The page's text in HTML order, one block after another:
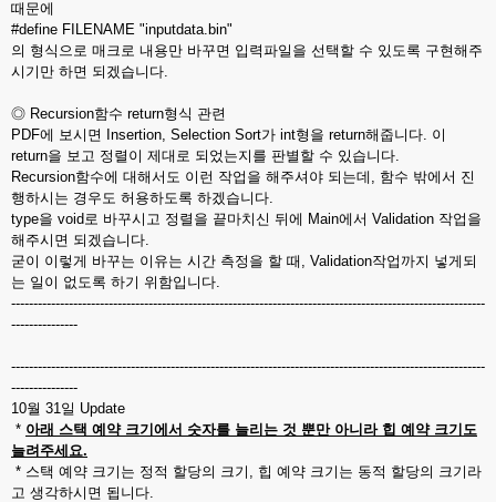
때문에
#define FILENAME "inputdata.bin"
의 형식으로 매크로 내용만 바꾸면 입력파일을 선택할 수 있도록 구현해주
시기만 하면 되겠습니다.
◎ Recursion함수 return형식 관련
PDF에 보시면 Insertion, Selection Sort가 int형을 return해줍니다. 이
return을 보고 정렬이 제대로 되었는지를 판별할 수 있습니다.
Recursion함수에 대해서도 이런 작업을 해주셔야 되는데, 함수 밖에서 진
행하시는 경우도 허용하도록 하겠습니다.
type을 void로 바꾸시고 정렬을 끝마치신 뒤에 Main에서 Validation 작업을
해주시면 되겠습니다.
굳이 이렇게 바꾸는 이유는 시간 측정을 할 때, Validation작업까지 넣게되
는 일이 없도록 하기 위함입니다.
-----------------------------------------------------------------------------------------------------------
---------------
-----------------------------------------------------------------------------------------------------------
---------------
10월 31일 Update
* 아래 스택 예약 크기에서 숫자를 늘리는 것 뿐만 아니라 힙 예약 크기도
늘려주세요.
* 스택 예약 크기는 정적 할당의 크기, 힙 예약 크기는 동적 할당의 크기라
고 생각하시면 됩니다.